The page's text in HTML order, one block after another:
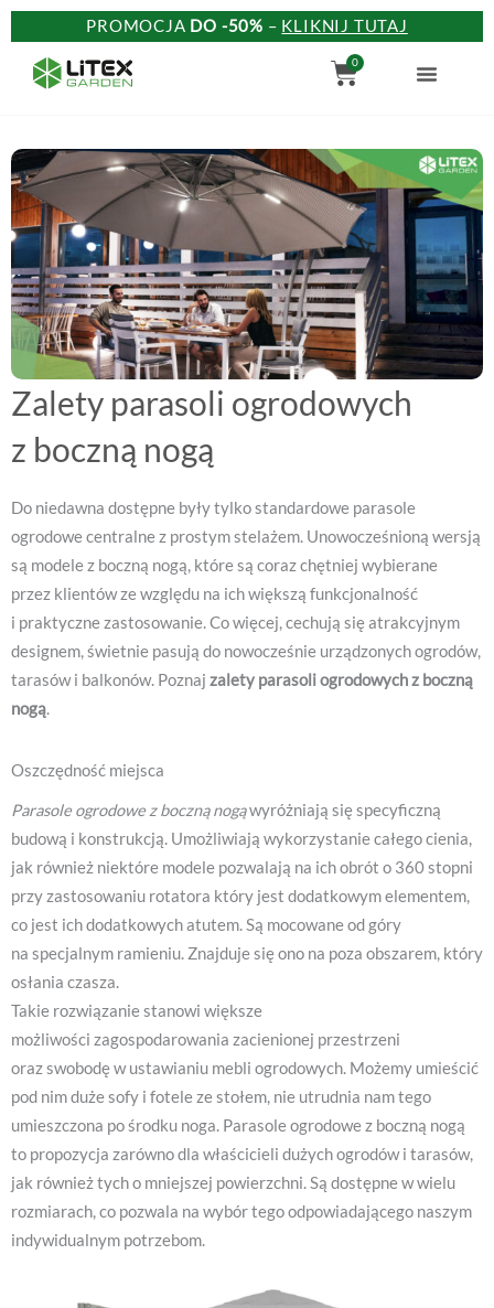
Przejdź
do
treści
PROMOCJA DO -50% – KLIKNIJ TUTAJ
0
Wózek
Zalety parasoli ogrodowych
z boczną nogą
Do niedawna dostępne były tylko standardowe parasole
ogrodowe centralne z prostym stelażem. Unowocześnioną wersją
są modele z boczną nogą, które są coraz chętniej wybierane
przez klientów ze względu na ich większą funkcjonalność
i praktyczne zastosowanie. Co więcej, cechują się atrakcyjnym
designem, świetnie pasują do nowocześnie urządzonych ogrodów,
tarasów i balkonów. Poznaj zalety parasoli ogrodowych z boczną
nogą.
Oszczędność miejsca
Parasole ogrodowe z boczną nogąwyróżniają się specyficzną
budową i konstrukcją. Umożliwiają wykorzystanie całego cienia,
jak również niektóre modele pozwalają na ich obrót o 360 stopni
przy zastosowaniu rotatora który jest dodatkowym elementem,
co jest ich dodatkowych atutem. Są mocowane od góry
na specjalnym ramieniu. Znajduje się ono na poza obszarem, który
osłania czasza.
Takie rozwiązanie stanowi większe
możliwości zagospodarowania zacienionej przestrzeni
oraz swobodę w ustawianiu mebli ogrodowych. Możemy umieścić
pod nim duże sofy i fotele ze stołem, nie utrudnia nam tego
umieszczona po środku noga. Parasole ogrodowe z boczną nogą
to propozycja zarówno dla właścicieli dużych ogrodów i tarasów,
jak również tych o mniejszej powierzchni. Są dostępne w wielu
rozmiarach, co pozwala na wybór tego odpowiadającego naszym
indywidualnym potrzebom.